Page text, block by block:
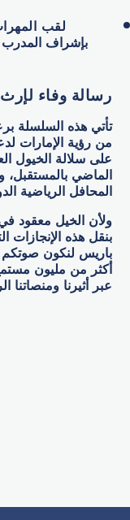
لقب
بإشراف المدرب
رسالة وفاء
تأتي هذه السلسلة
من رؤية الإمارات
على سلالة الخيول
الماضي
المحافل الرياضية
ولأن الخيل معقود في
بنقل هذه الإنجازات
باريس لنكون
أكثر من مليون مستمع
عبر أثيرنا ومنصاتنا